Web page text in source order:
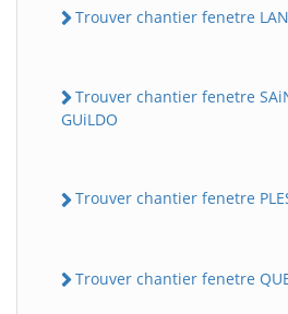
Trouver chantier fenetre
Trouver chantier fenetre
GUiLDO
Trouver chantier fenetre
Trouver chantier fenetre